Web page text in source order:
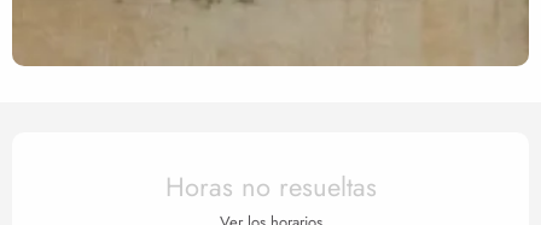
Horarios y datos de
Horas no resueltas